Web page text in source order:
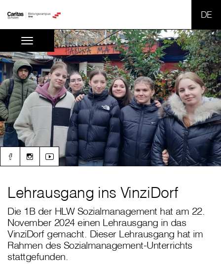
Lehrausgang ins VinziDorf
Die 1B der HLW Sozialmanagement hat am 22.
November 2024 einen Lehrausgang in das
VinziDorf gemacht. Dieser Lehrausgang hat im
Rahmen des Sozialmanagement-Unterrichts
stattgefunden.